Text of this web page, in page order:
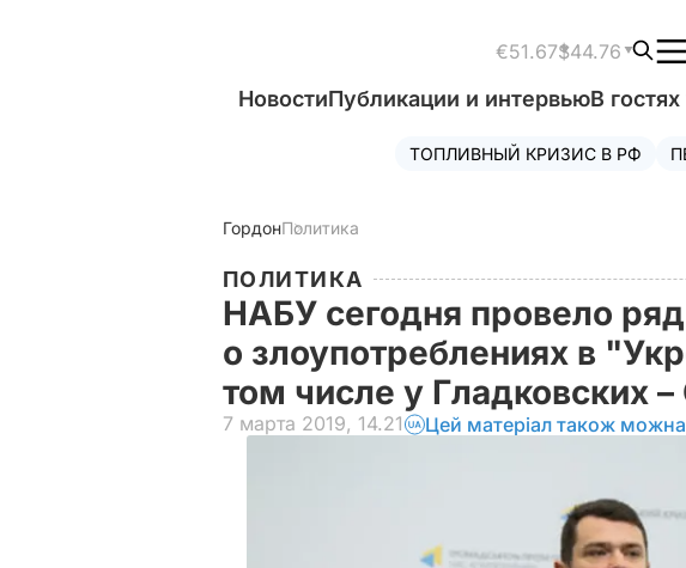
€51.67$44.76
НовостиПубликации и интервьюВ
ТОПЛИВНЫЙ КРИЗИС В РФ
ГордонПолитика
ПОЛИТИКА
НАБУ сегодня провело
о злоупотреблениях в
том числе у Гладковских
7 марта 2019, 14.21 Цей матеріал також